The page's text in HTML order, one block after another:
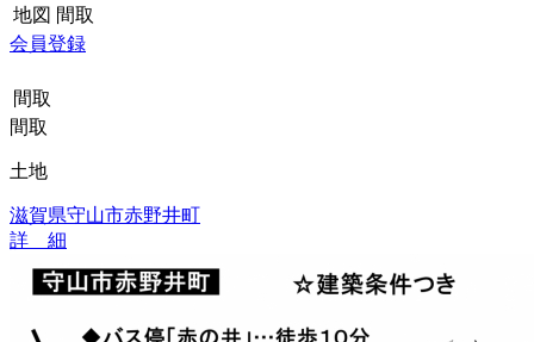
地図 間取
会員登録
間取
間取
土地
滋賀県守山市赤野井町
詳 細